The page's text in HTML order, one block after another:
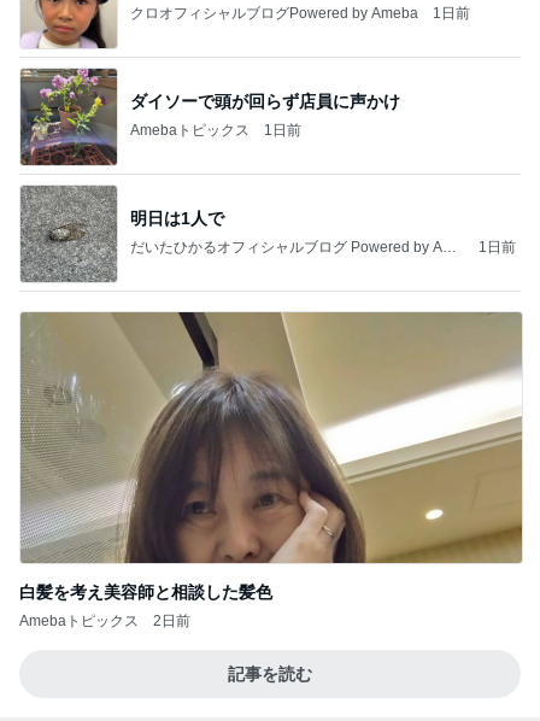
クロオフィシャルブログPowered by Ameba 1日前
ダイソーで頭が回らず店員に声かけ
Amebaトピックス 1日前
明日は1人で
だいたひかるオフィシャルブログ Powered by Ame
1日前
白髪を考え美容師と相談した髪色
Amebaトピックス 2日前
記事を読む